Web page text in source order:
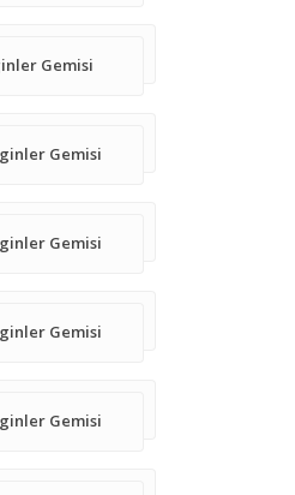
Gemisi
Gemisi
Gemisi
Gemisi
Gemisi